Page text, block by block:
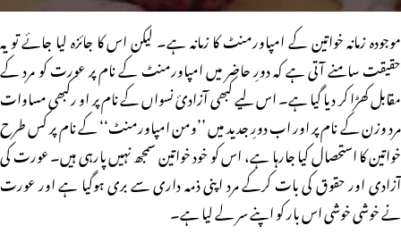
موجودہ زمانہ خواتین کے امپاورمنٹ کا زمانہ ہے۔ لیکن اس کا جائزہ لیا جائے تو یہ
حقیقت سامنے آتی ہے کہ دورِ حاضر میں امپاورمنٹ کے نام پر عورت کو مرد کے
مقابل کھڑا کر دیا گیا ہے۔ اس لیے کبھی آزادیٔ نسواں کے نام پر او رکبھی مساوات
مرد وزن کے نام پر اور اب دورِ جدید میں ’’ومن امپاورمنٹ‘‘ کے نام پر کس طرح
خواتین کا استحصال کیا جارہا ہے، اس کو خود خواتین سمجھ نہیں پارہی ہیں۔ عورت کی
آزادی اور حقوق کی بات کرکے مرد اپنی ذمہ داری سے بری ہوگیا ہے اور عورت
نے خوشی خوشی اس بار کو اپنے سر لے لیا ہے۔